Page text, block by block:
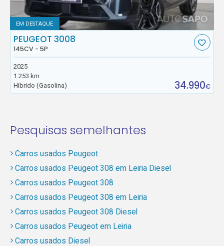
EM DESTAQUE
PEUGEOT 3008
145CV - 5P
2025
1.253 km
Híbrido (Gasolina)
34.990€
Pesquisas semelhantes
Carros usados Peugeot
Carros usados Peugeot 308 em Leiria Diesel
Carros usados Peugeot 308
Carros usados Peugeot 308 em Leiria
Carros usados Peugeot 308 Diesel
Carros usados Peugeot em Leiria
Carros usados Diesel